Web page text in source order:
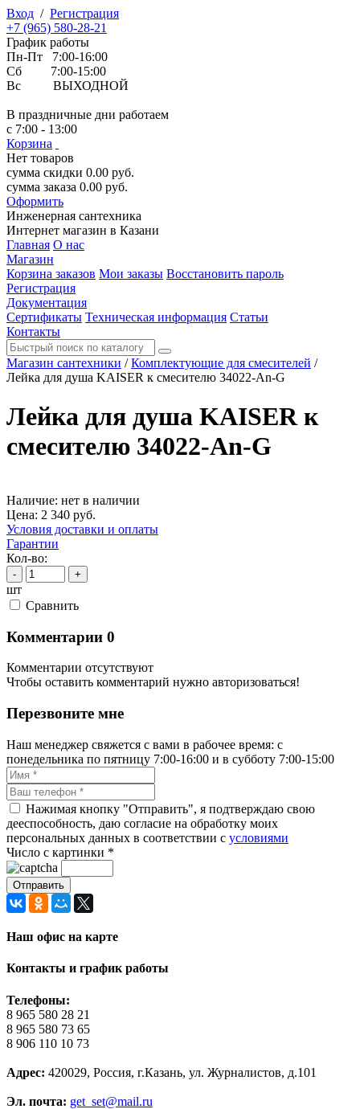
Вход / Регистрация
+7 (965) 580-28-21
График работы
Пн-Пт 7:00-16:00
Сб 7:00-15:00
Вс ВЫХОДНОЙ
В праздничные дни работаем
с 7:00 - 13:00
Корзина
Нет товаров
сумма скидки 0.00 руб.
сумма заказа 0.00 руб.
Оформить
Инженерная сантехника
Интернет магазин в Казани
Главная О нас
Магазин
Корзина заказов Мои заказы Восстановить пароль
Регистрация
Документация
Сертификаты Техническая информация Статьи
Контакты
Магазин сантехники / Комплектующие для смесителей /
Лейка для душа KAISER к смесителю 34022-An-G
Лейка для душа KAISER к
смесителю 34022-An-G
Наличие: нет в наличии
Цена: 2 340 руб.
Условия доставки и оплаты
Гарантии
Кол-во:
- +
шт
Cравнить
Комментарии 0
Комментарии отсутствуют
Чтобы оставить комментарий нужно авторизоваться!
Перезвоните мне
Наш менеджер свяжется с вами в рабочее время: с
понедельника по пятницу 7:00-16:00 и в субботу 7:00-15:00
Нажимая кнопку "Отправить", я подтверждаю свою
дееспособность, даю согласие на обработку моих
персональных данных в соответствии с условиями
Число с картинки *
Наш офис на карте
Контакты и график работы
Телефоны:
8 965 580 28 21
8 965 580 73 65
8 906 110 10 73
Адрес: 420029, Россия, г.Казань, ул. Журналистов, д.101
Эл. почта: get_set@mail.ru